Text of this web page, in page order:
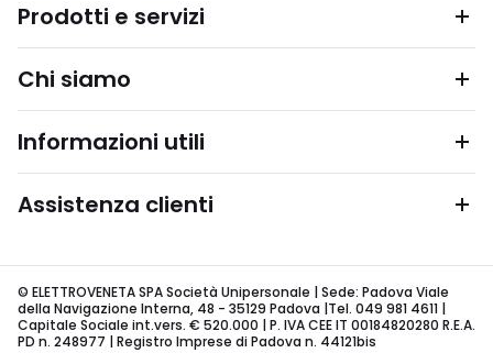
Prodotti e servizi
Chi siamo
Informazioni utili
Assistenza clienti
© ELETTROVENETA SPA Società Unipersonale | Sede: Padova Viale
della Navigazione Interna, 48 - 35129 Padova |Tel. 049 981 4611 |
Capitale Sociale int.vers. € 520.000 | P. IVA CEE IT 00184820280 R.E.A.
PD n. 248977 | Registro Imprese di Padova n. 44121bis